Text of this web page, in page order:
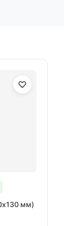
мм)